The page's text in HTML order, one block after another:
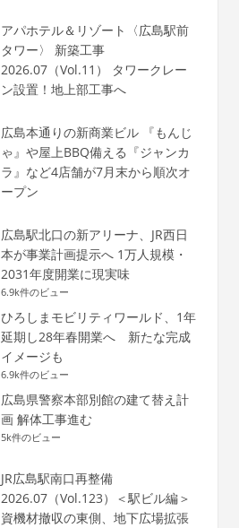
アパホテル＆リゾート〈広島駅前
タワー〉 新築工事
2026.07（Vol.11） タワークレー
ン設置！地上部工事へ
広島本通りの新商業ビル 『もんじ
ゃ』や屋上BBQ備える『ジャンカ
ラ』など4店舗が7月末から順次オ
ープン
広島駅北口の新アリーナ、JR西日
本が事業計画提示へ 1万人規模・
2031年度開業に現実味
6.9k件のビュー
ひろしまモビリティワールド、1年
延期し28年春開業へ 新たな完成
イメージも
6.9k件のビュー
広島県警察本部別館の建て替え計
画 解体工事進む
5k件のビュー
JR広島駅南口再整備
2026.07（Vol.123）＜駅ビル編＞
資機材撤収の東側、地下広場拡張